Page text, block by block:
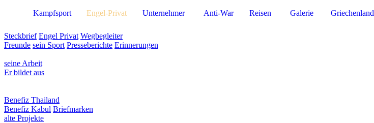
Steckbrief Engel Privat Wegbegleiter
Freunde sein Sport Presseberichte Erinnerungen
seine Arbeit
Er bildet aus
Benefiz Thailand
Benefiz Kabul Briefmarken
alte Projekte
Kampfsport Engel-Privat Unternehmer Anti-War Reisen Galerie Griechenland